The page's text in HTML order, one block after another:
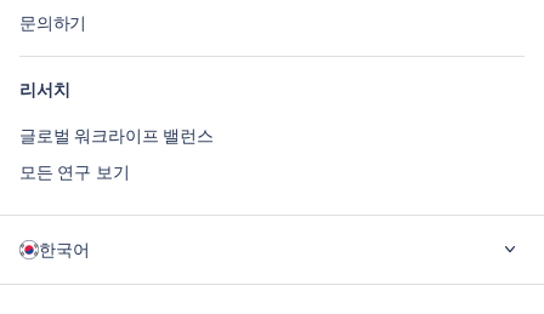
문의하기
리서치
글로벌 워크라이프 밸런스
모든 연구 보기
한국어